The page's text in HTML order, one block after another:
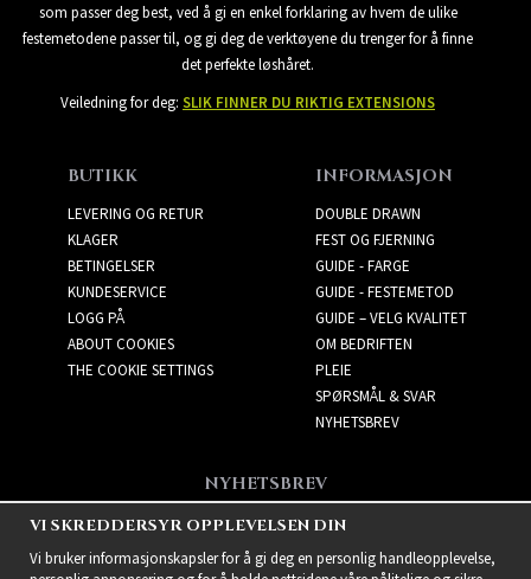
som passer deg best, ved å gi en enkel forklaring av hvem de ulike
festemetodene passer til, og gi deg de verktøyene du trenger for å finne
det perfekte løshåret.
Veiledning for deg: SLIK FINNER DU RIKTIG EXTENSIONS
BUTIKK
LEVERING OG RETUR
KLAGER
BETINGELSER
KUNDESERVICE
LOGG PÅ
ABOUT COOKIES
THE COOKIE SETTINGS
INFORMASJON
DOUBLE DRAWN
FEST OG FJERNING
GUIDE - FARGE
GUIDE - FESTEMETOD
GUIDE – VELG KVALITET
OM BEDRIFTEN
PLEIE
SPØRSMÅL & SVAR
NYHETSBREV
NYHETSBREV
Få de beste tilbudene og
spennende nye produkter!
VI SKREDDERSYR OPPLEVELSEN DIN
Vi bruker informasjonskapsler for å gi deg en personlig handleopplevelse,